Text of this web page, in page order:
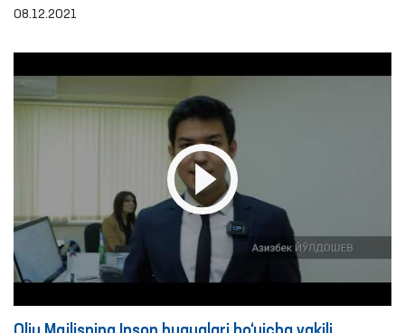
Respublikasi Konstitutsiyasining 29 yilligi bilan
08.12.2021